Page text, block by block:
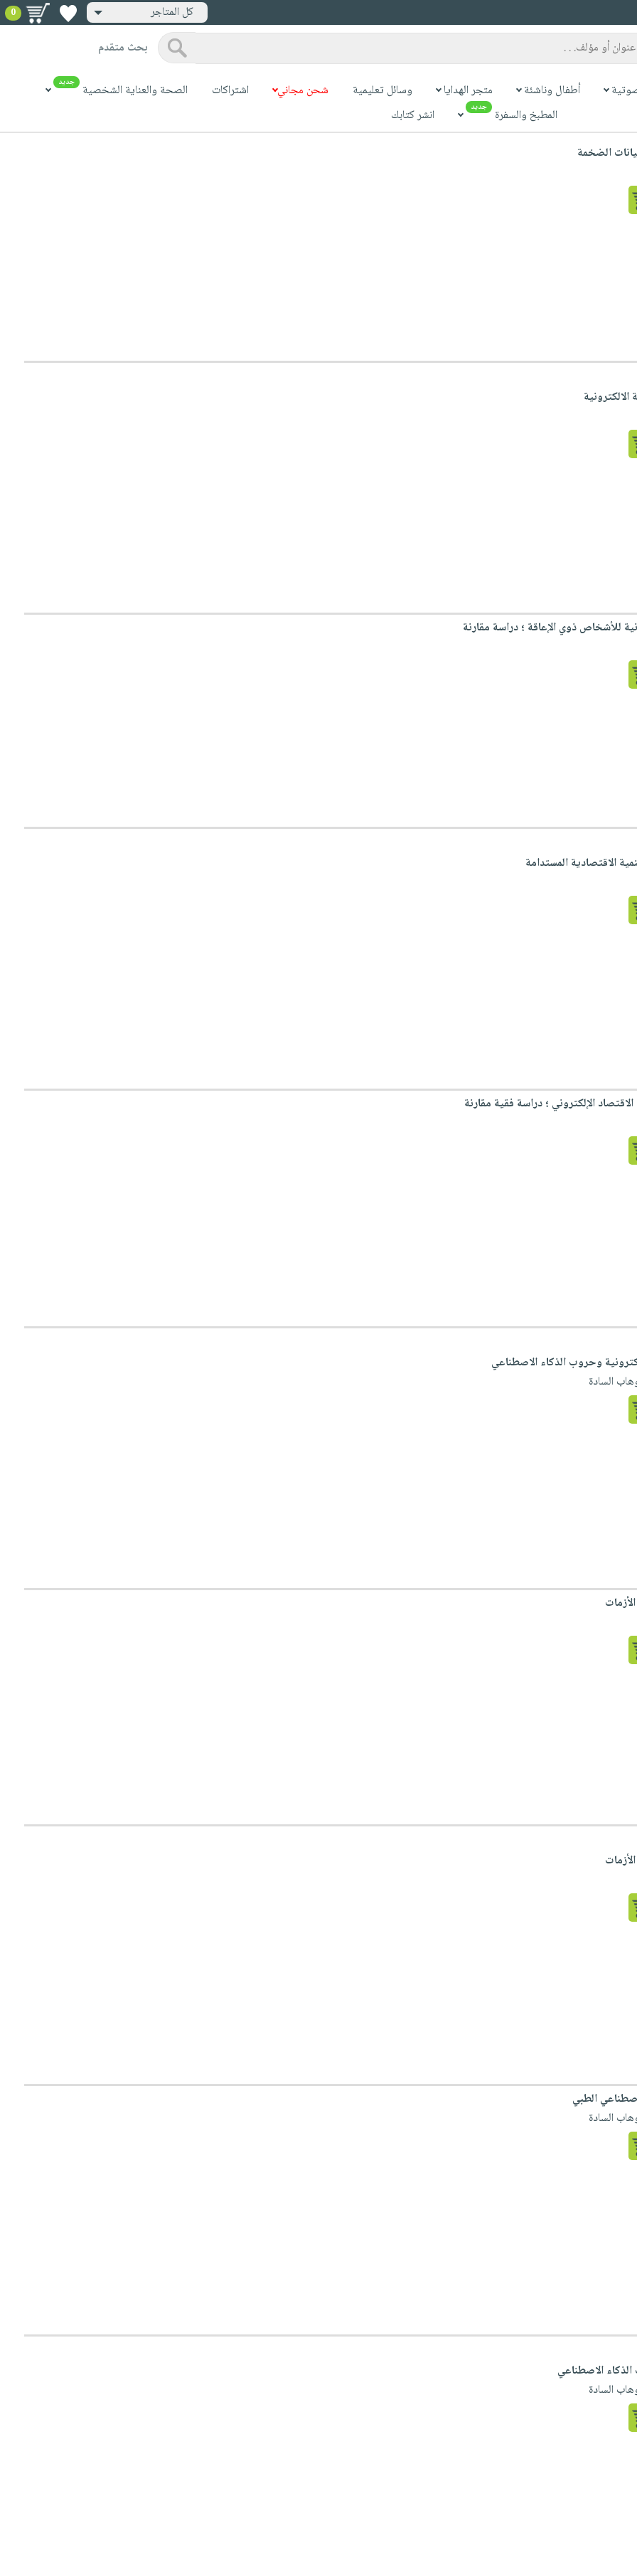
كل المتاجر 0
بحث متقدم
أطفال وناشئة متجر الهدايا وسائل تعليمية شحن مجاني اشتراكات الصحة والعناية الشخصية جديد
المطبخ والسفرة جديد
انشر كتابك
الضخمة
للأشخاص ذوي الإعاقة ؛ دراسة مقارنة
الاقتصادية المستدامة
الإلكتروني ؛ دراسة فقية مقارنة
وحروب الذكاء الاصطناعي
السادة
الطبي
السادة
الذكاء الاصطناعي
السادة